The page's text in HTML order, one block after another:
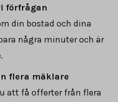
förfrågan
din bostad och dina
några minuter och är
flera mäklare
att få offerter från flera